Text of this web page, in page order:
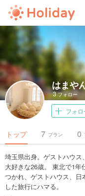
はまや
3フォロー
フォロ
トップ プラン
7 0
埼玉県出身。ゲストハウ
大好きな26歳。 東北で1年
つかれ、ゲストハウス、日
した旅行にハマる。